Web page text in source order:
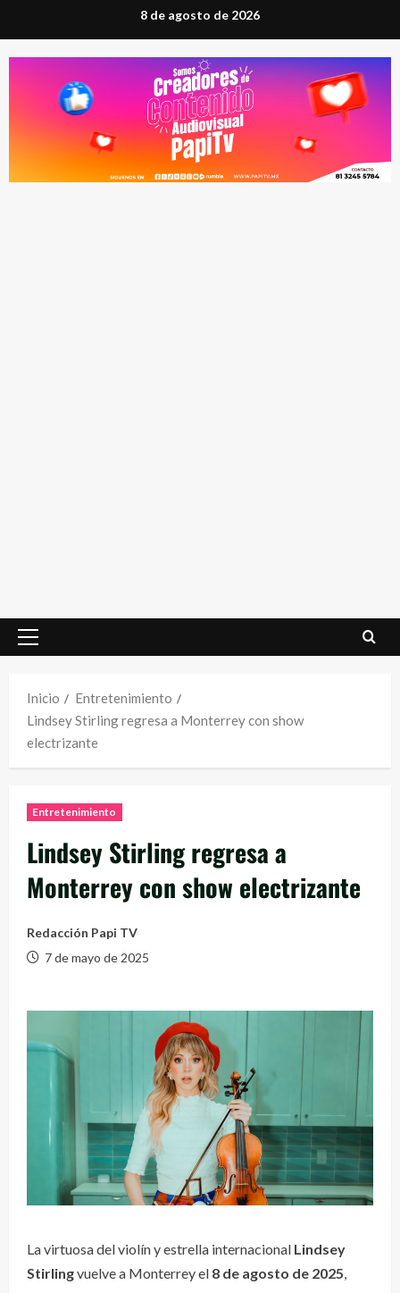
al
contenido
8 de agosto de 2026
Menú
Inicio
Entretenimiento
Lindsey Stirling regresa a Monterrey con show
electrizante
Entretenimiento
Lindsey Stirling regresa a
Monterrey con show electrizante
Redacción Papi TV
7 de mayo de 2025
La virtuosa del violín y estrella internacional Lindsey
Stirlingvuelve a Monterrey el 8 de agosto de 2025,